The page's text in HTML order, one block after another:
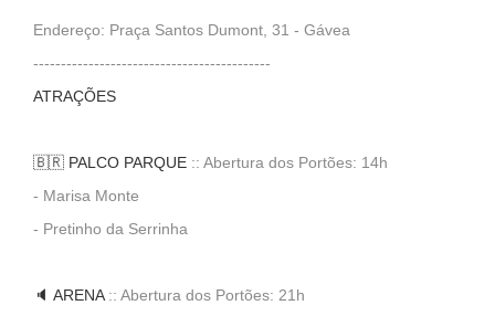
Endereço: Praça Santos Dumont, 31 - Gávea
-------------------------------------------
ATRAÇÕES
🇧🇷 PALCO PARQUE :: Abertura dos Portões: 14h
- Marisa Monte
- Pretinho da Serrinha
🔈 ARENA:: Abertura dos Portões: 21h